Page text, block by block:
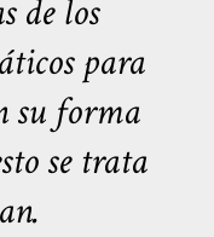
de los
para
su forma
se trata